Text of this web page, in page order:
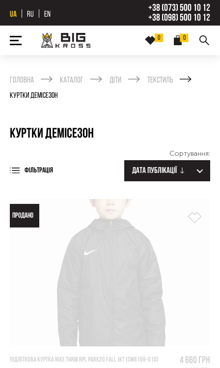
UA RU EN
+38 (073) 500 10 12
+38 (098) 500 10 12
0
0
Головна Каталог Діти Текстиль
Куртки демісезон
Куртки демісезон
ФІЛЬТРАЦІЯ
Сортування:
Дата публікації
ПРОДАНО
ПІДЛІТКОВА КУРТКА NIKE THRM RPL PARK20 FALL JKT (CW6159-010) 4 660 грн